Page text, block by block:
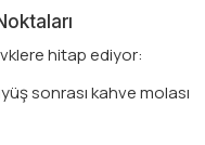
hitap ediyor:
sonrası kahve molası